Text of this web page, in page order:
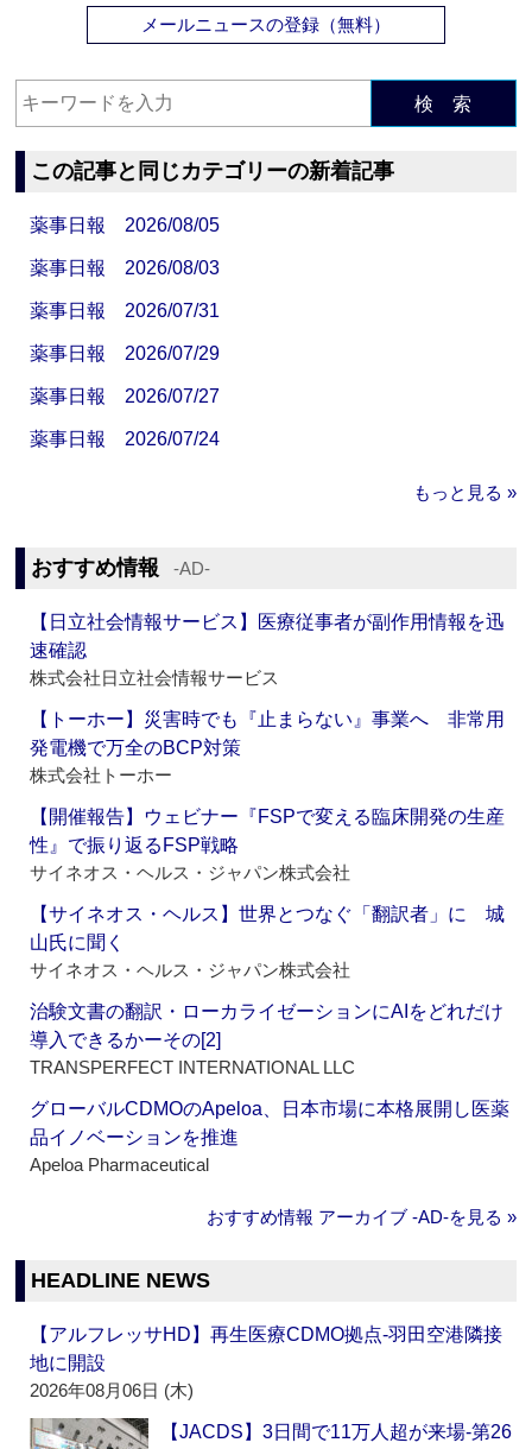
メールニュースの登録（無料）
検 索
この記事と同じカテゴリーの新着記事
薬事日報 2026/08/05
薬事日報 2026/08/03
薬事日報 2026/07/31
薬事日報 2026/07/29
薬事日報 2026/07/27
薬事日報 2026/07/24
もっと見る »
おすすめ情報 ‐AD‐
【日立社会情報サービス】医療従事者が副作用情報を迅
速確認
株式会社日立社会情報サービス
【トーホー】災害時でも『止まらない』事業へ 非常用
発電機で万全のBCP対策
株式会社トーホー
【開催報告】ウェビナー『FSPで変える臨床開発の生産
性』で振り返るFSP戦略
サイネオス・ヘルス・ジャパン株式会社
【サイネオス・ヘルス】世界とつなぐ「翻訳者」に 城
山氏に聞く
サイネオス・ヘルス・ジャパン株式会社
治験文書の翻訳・ローカライゼーションにAIをどれだけ
導入できるかーその[2]
TRANSPERFECT INTERNATIONAL LLC
グローバルCDMOのApeloa、日本市場に本格展開し医薬
品イノベーションを推進
Apeloa Pharmaceutical
おすすめ情報 アーカイブ ‐AD‐を見る »
HEADLINE NEWS
【アルフレッサHD】再生医療CDMO拠点‐羽田空港隣接
地に開設
2026年08月06日 (木)
【JACDS】3日間で11万人超が来場‐第26